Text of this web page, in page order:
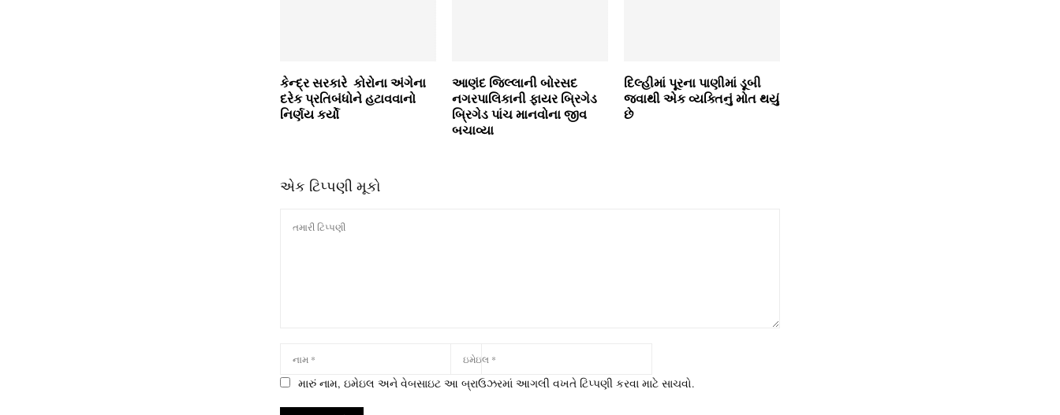
કેન્દ્ર સરકારે કોરોના અંગેના
દરેક પ્રતિબંધોને હટાવવાનો
નિર્ણય કર્યો
આણંદ જિલ્લાની બોરસદ
નગરપાલિકાની ફાયર બ્રિગેડ
બ્રિગેડ પાંચ માનવોના જીવ
બચાવ્યા
દિલ્હીમાં પૂરના પાણીમાં ડૂબી
જવાથી એક વ્યક્તિનું મોત થયું
છે
એક ટિપ્પણી મૂકો
મારું નામ, ઇમેઇલ અને વેબસાઇટ આ બ્રાઉઝરમાં આગલી વખતે ટિપ્પણી કરવા માટે સાચવો.